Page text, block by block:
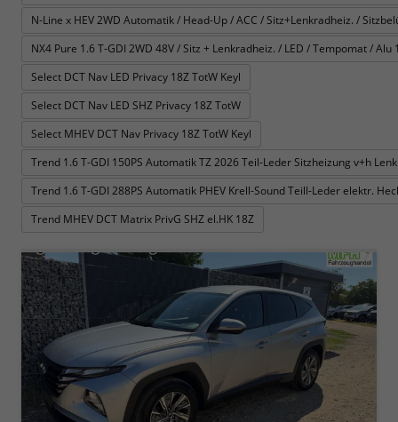
N-Line x HEV 2WD Automatik / Head-Up / ACC / Sitz+Lenkradheiz. /
NX4 Pure 1.6 T-GDI 2WD 48V / Sitz + Lenkradheiz. / LED / Tempomat / Alu
Select DCT Nav LED Privacy 18Z TotW Keyl
Select DCT Nav LED SHZ Privacy 18Z TotW
Select MHEV DCT Nav Privacy 18Z TotW Keyl
Trend 1.6 T-GDI 150PS Automatik TZ 2026 Teil-Leder Sitzheizung v+h
Trend 1.6 T-GDI 288PS Automatik PHEV Krell-Sound Teill-Leder elektr.
Trend MHEV DCT Matrix PrivG SHZ el.HK 18Z